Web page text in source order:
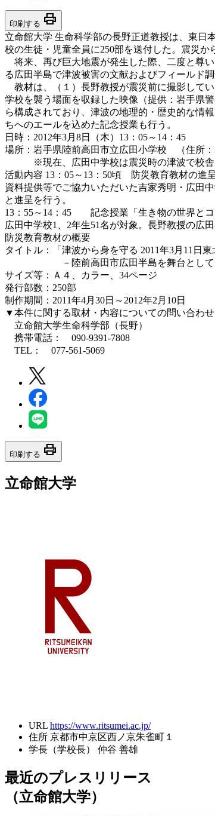
印刷する print
立命館大学 生命科学部の長野正道教授は、東日
校の生徒・児童全員に250部を送付した。震災
将来、再び巨大地震が発生した際、二度と尊
る広田半島で津波被害の文献およびフィールド調
教材は、（１）長野教授が震災前に撮影して
学校を襲う場面を収録した映像（提供：岩手県
ら構成されており、津波の地理的・歴史的な情
ちへのエールを込めた記念授業も行う。
日時：2012年3月8日（木）13：05～14：45
場所：岩手県陸前高田市立広田小学校 （住所：
※現在、広田中学校は震災時の津波で校舎が
活動内容 13：05～13：50頃 防災教育教材の進呈
資料提供等でご協力いただいた吉家秀明・広田
と進呈を行う。
13：55～14：45 記念授業「生き物の世界とコ
広田中学校1、2年生51名が対象。長野教授の広
防災教育教材の概要
タイトル：「津波から身を守る 2011年3月11日
－陸前高田市広田半島を舞台として
サイズ等：Ａ４、カラー、34ページ
発行部数：250部
制作期間：2011年4月30日～2012年2月10日
▼本件に関する取材・内容についての問い合わ
立命館大学生命科学部（長野）
携帯電話： 090-9391-7808
TEL： 077-561-5069
印刷する print
立命館大学
URL https://www.ritsumei.ac.jp/
住所 京都市中京区西ノ京朱雀町１
学長（学校長）
仲谷 善雄
最近のプレスリリース
（立命館大学）